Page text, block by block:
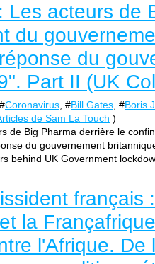
Les acteurs de
du
du
Part II (UK
, #Coronavirus , #Bill Gates , #Boris
de Sam La Touch )
de Big Pharma derrière le
du gouvernement
behind UK Government
français
la
l'Afrique. De